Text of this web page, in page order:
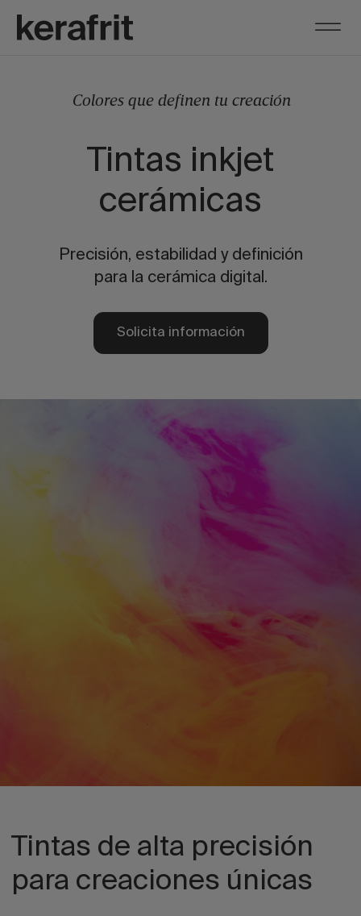
Colores que definen tu creación
Tintas inkjet
cerámicas
Precisión, estabilidad y definición
para la cerámica digital.
Solicita información
Tintas de alta precisión
para creaciones únicas